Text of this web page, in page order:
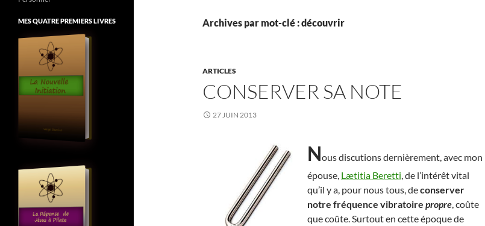
Archives par mot-clé : découvrir
ARTICLES
CONSERVER SA NOTE
27 JUIN 2013
Nous discutions dernièrement, avec mon
épouse, Lætitia Beretti, de l’intérêt vital
qu’il y a, pour nous tous, deconserver
notre fréquence vibratoire propre, coûte
que coûte. Surtout en cette époque de
MES QUATRE PREMIERS LIVRES